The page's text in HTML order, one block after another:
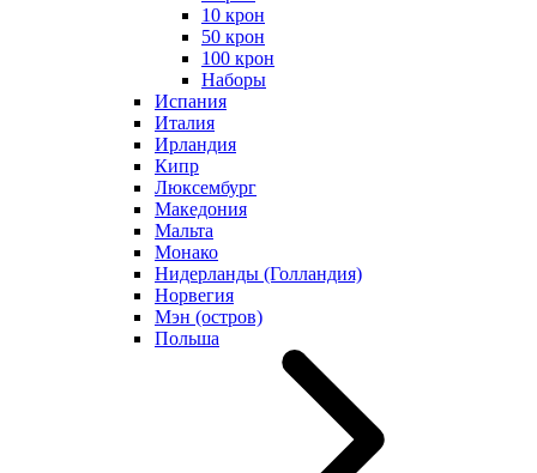
10 крон
50 крон
100 крон
Наборы
Испания
Италия
Ирландия
Кипр
Люксембург
Македония
Мальта
Монако
Нидерланды (Голландия)
Норвегия
Мэн (остров)
Польша